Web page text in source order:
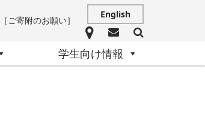
［ご寄附のお願い］
English
学生向け情報